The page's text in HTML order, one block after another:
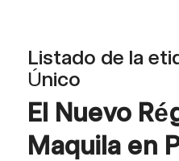
Listado de la
Único
El Nuevo
Maquila en